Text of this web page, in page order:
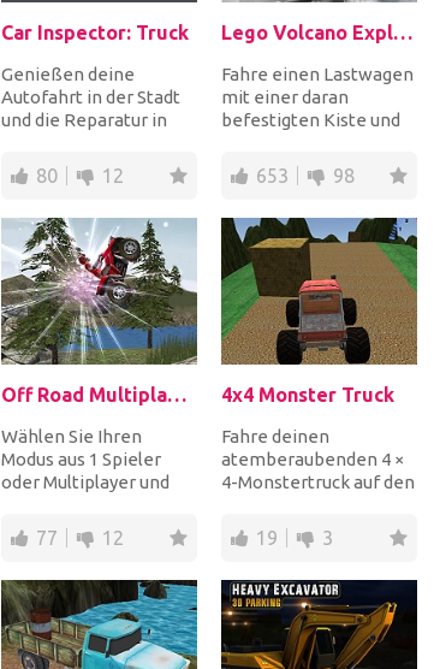
Car Inspector: Truck
Genießen deine
Autofahrt in der Stadt
und die Reparatur in
Mechaniker, der de...
80 12
Lego Volcano Explorers
Fahre einen Lastwagen
mit einer daran
befestigten Kiste und
nach blauen Edelste...
653 98
Off Road Multiplayer Racing
Wählen Sie Ihren
Modus aus 1 Spieler
oder Multiplayer und
ATV und fahren Sie lo...
77 12
4x4 Monster Truck
Fahre deinen
atemberaubenden 4 ×
4-Monstertruck auf den
und weiche dabei ries...
19 3